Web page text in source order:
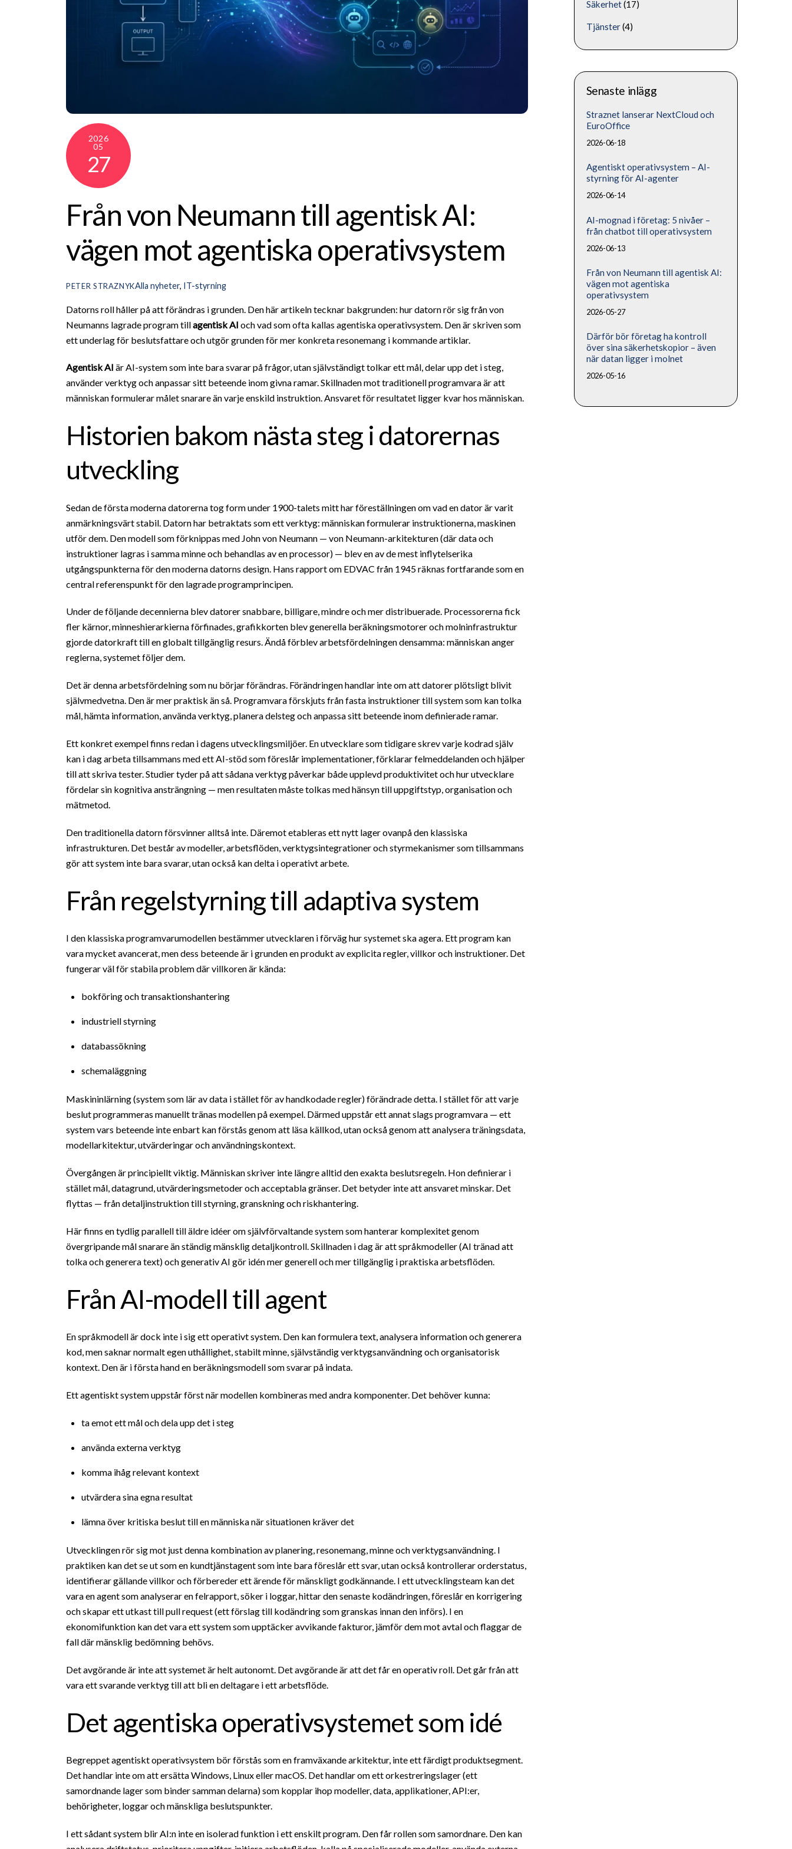
2026
05
27
Från von Neumann till agentisk AI:
vägen mot agentiska operativsystem
PETER STRAZNYKAlla nyheter, IT-styrning
Datorns roll håller på att förändras i grunden. Den här artikeln tecknar bakgrunden: hur datorn rör sig från von
Neumanns lagrade program tillagentisk AI och vad som ofta kallas agentiska operativsystem. Den är skriven som
ett underlag för beslutsfattare och utgör grunden för mer konkreta resonemang i kommande artiklar.
Agentisk AI är AI-system som inte bara svarar på frågor, utan självständigt tolkar ett mål, delar upp det i steg,
använder verktyg och anpassar sitt beteende inom givna ramar. Skillnaden mot traditionell programvara är att
människan formulerar målet snarare än varje enskild instruktion. Ansvaret för resultatet ligger kvar hos människan.
Historien bakom nästa steg i datorernas
utveckling
Sedan de första moderna datorerna tog form under 1900-talets mitt har föreställningen om vad en dator är varit
anmärkningsvärt stabil. Datorn har betraktats som ett verktyg: människan formulerar instruktionerna, maskinen
utför dem. Den modell som förknippas med John von Neumann — von Neumann-arkitekturen (där data och
instruktioner lagras i samma minne och behandlas av en processor) — blev en av de mest inflytelserika
utgångspunkterna för den moderna datorns design. Hans rapport om EDVAC från 1945 räknas fortfarande som en
central referenspunkt för den lagrade programprincipen.
Under de följande decennierna blev datorer snabbare, billigare, mindre och mer distribuerade. Processorerna fick
fler kärnor, minneshierarkierna förfinades, grafikkorten blev generella beräkningsmotorer och molninfrastruktur
gjorde datorkraft till en globalt tillgänglig resurs. Ändå förblev arbetsfördelningen densamma: människan anger
reglerna, systemet följer dem.
Det är denna arbetsfördelning som nu börjar förändras. Förändringen handlar inte om att datorer plötsligt blivit
självmedvetna. Den är mer praktisk än så. Programvara förskjuts från fasta instruktioner till system som kan tolka
mål, hämta information, använda verktyg, planera delsteg och anpassa sitt beteende inom definierade ramar.
Ett konkret exempel finns redan i dagens utvecklingsmiljöer. En utvecklare som tidigare skrev varje kodrad själv
kan i dag arbeta tillsammans med ett AI-stöd som föreslår implementationer, förklarar felmeddelanden och hjälper
till att skriva tester. Studier tyder på att sådana verktyg påverkar både upplevd produktivitet och hur utvecklare
fördelar sin kognitiva ansträngning — men resultaten måste tolkas med hänsyn till uppgiftstyp, organisation och
mätmetod.
Den traditionella datorn försvinner alltså inte. Däremot etableras ett nytt lager ovanpå den klassiska
infrastrukturen. Det består av modeller, arbetsflöden, verktygsintegrationer och styrmekanismer som tillsammans
gör att system inte bara svarar, utan också kan delta i operativt arbete.
Från regelstyrning till adaptiva system
I den klassiska programvarumodellen bestämmer utvecklaren i förväg hur systemet ska agera. Ett program kan
vara mycket avancerat, men dess beteende är i grunden en produkt av explicita regler, villkor och instruktioner. Det
fungerar väl för stabila problem där villkoren är kända:
bokföring och transaktionshantering
industriell styrning
databassökning
schemaläggning
Maskininlärning (system som lär av data i stället för av handkodade regler) förändrade detta. I stället för att varje
beslut programmeras manuellt tränas modellen på exempel. Därmed uppstår ett annat slags programvara — ett
system vars beteende inte enbart kan förstås genom att läsa källkod, utan också genom att analysera träningsdata,
modellarkitektur, utvärderingar och användningskontext.
Övergången är principiellt viktig. Människan skriver inte längre alltid den exakta beslutsregeln. Hon definierar i
stället mål, datagrund, utvärderingsmetoder och acceptabla gränser. Det betyder inte att ansvaret minskar. Det
flyttas — från detaljinstruktion till styrning, granskning och riskhantering.
Här finns en tydlig parallell till äldre idéer om självförvaltande system som hanterar komplexitet genom
övergripande mål snarare än ständig mänsklig detaljkontroll. Skillnaden i dag är att språkmodeller (AI tränad att
tolka och generera text) och generativ AI gör idén mer generell och mer tillgänglig i praktiska arbetsflöden.
Från AI-modell till agent
En språkmodell är dock inte i sig ett operativt system. Den kan formulera text, analysera information och generera
kod, men saknar normalt egen uthållighet, stabilt minne, självständig verktygsanvändning och organisatorisk
kontext. Den är i första hand en beräkningsmodell som svarar på indata.
Ett agentiskt system uppstår först när modellen kombineras med andra komponenter. Det behöver kunna:
ta emot ett mål och dela upp det i steg
använda externa verktyg
komma ihåg relevant kontext
utvärdera sina egna resultat
lämna över kritiska beslut till en människa när situationen kräver det
Utvecklingen rör sig mot just denna kombination av planering, resonemang, minne och verktygsanvändning. I
praktiken kan det se ut som en kundtjänstagent som inte bara föreslår ett svar, utan också kontrollerar orderstatus,
identifierar gällande villkor och förbereder ett ärende för mänskligt godkännande. I ett utvecklingsteam kan det
vara en agent som analyserar en felrapport, söker i loggar, hittar den senaste kodändringen, föreslår en korrigering
och skapar ett utkast till pull request (ett förslag till kodändring som granskas innan den införs). I en
ekonomifunktion kan det vara ett system som upptäcker avvikande fakturor, jämför dem mot avtal och flaggar de
fall där mänsklig bedömning behövs.
Det avgörande är inte att systemet är helt autonomt. Det avgörande är att det får en operativ roll. Det går från att
vara ett svarande verktyg till att bli en deltagare i ett arbetsflöde.
Det agentiska operativsystemet som idé
Begreppet agentiskt operativsystem bör förstås som en framväxande arkitektur, inte ett färdigt produktsegment.
Det handlar inte om att ersätta Windows, Linux eller macOS. Det handlar om ett orkestreringslager (ett
samordnande lager som binder samman delarna) som kopplar ihop modeller, data, applikationer, API:er,
behörigheter, loggar och mänskliga beslutspunkter.
I ett sådant system blir AI:n inte en isolerad funktion i ett enskilt program. Den får rollen som samordnare. Den kan
Säkerhet(17)
Tjänster(4)
Senaste inlägg
Straznet lanserar NextCloud och
EuroOffice
2026-06-18
Agentiskt operativsystem – AI-
styrning för AI-agenter
2026-06-14
AI-mognad i företag: 5 nivåer –
från chatbot till operativsystem
2026-06-13
Från von Neumann till agentisk AI:
vägen mot agentiska
operativsystem
2026-05-27
Därför bör företag ha kontroll
över sina säkerhetskopior – även
när datan ligger i molnet
2026-05-16